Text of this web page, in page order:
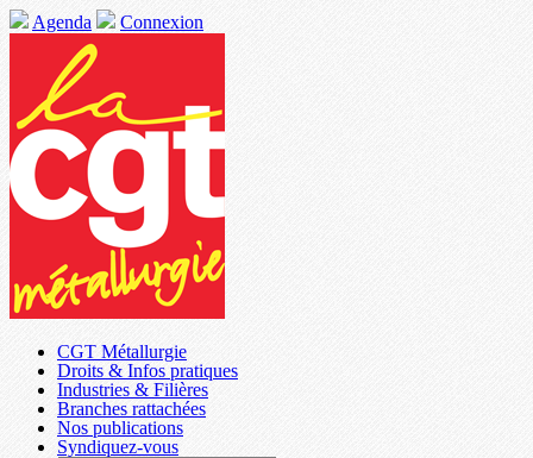
Agenda Connexion
CGT Métallurgie
Droits & Infos pratiques
Industries & Filières
Branches rattachées
Nos publications
Syndiquez-vous